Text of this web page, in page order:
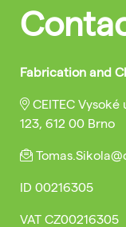
Fabrication and
CEITEC
123, 612 00 Brno
ID 00216305
VAT CZ00216305